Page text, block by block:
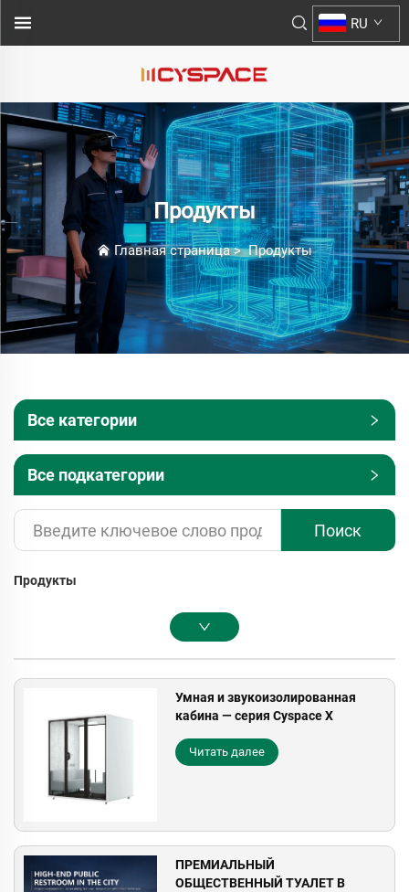
RU
Продукты
Главная страница>Продукты
Все категории
Все подкатегории
Поиск
Продукты
Умная и звукоизолированная
кабина — серия Cyspace X
Читать далее
ПРЕМИАЛЬНЫЙ
ОБЩЕСТВЕННЫЙ ТУАЛЕТ В